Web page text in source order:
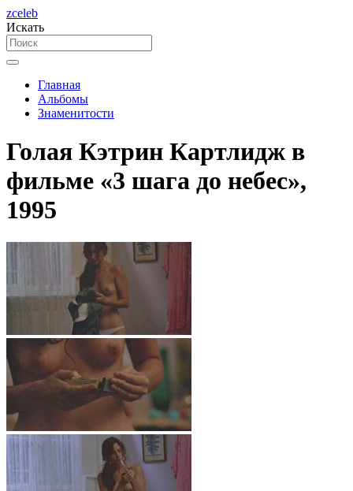
zceleb
Искать
Главная
Альбомы
Знаменитости
Голая Кэтрин Картлидж в
фильме «3 шага до небес»,
1995